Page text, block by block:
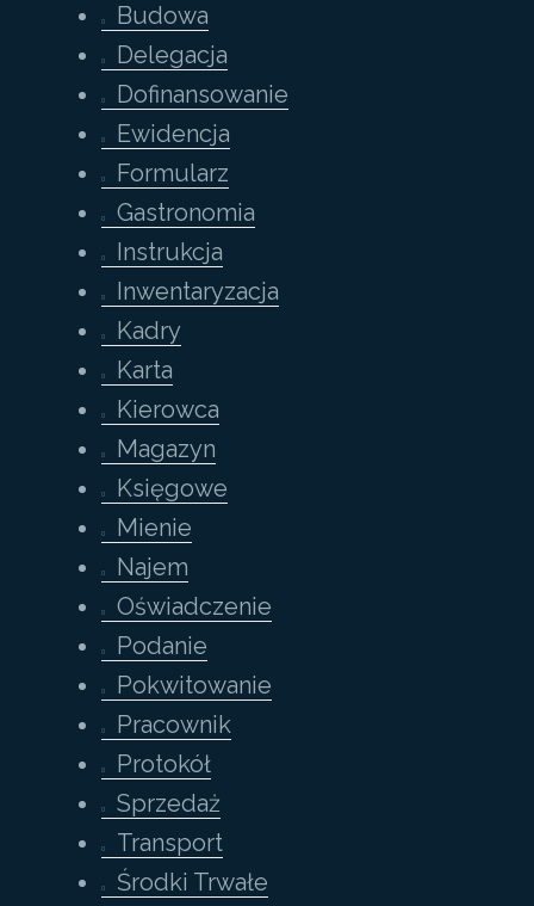
Budowa
Delegacja
Dofinansowanie
Ewidencja
Formularz
Gastronomia
Instrukcja
Inwentaryzacja
Kadry
Karta
Kierowca
Magazyn
Księgowe
Mienie
Najem
Oświadczenie
Podanie
Pokwitowanie
Pracownik
Protokół
Sprzedaż
Transport
Środki Trwałe